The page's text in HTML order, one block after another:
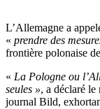
L’Allemagne a
« prendre des
frontière polonaise
« La Pologne ou
seules », a déclaré
journal Bild,